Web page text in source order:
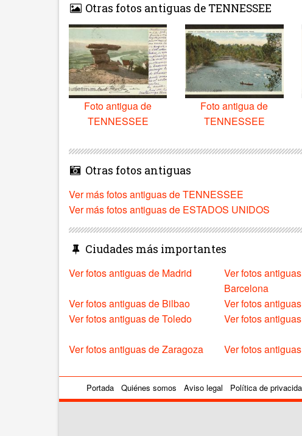
Otras fotos antiguas de TENNESSEE
Foto antigua de
TENNESSEE
Foto antigua de
TENNESSEE
Otras fotos antiguas
Ver más fotos antiguas de TENNESSEE
Ver más fotos antiguas de ESTADOS UNIDOS
Ciudades más importantes
Ver fotos antiguas de Madrid
Ver fotos
Barcelona
Ver fotos antiguas de Bilbao Ver fotos
Ver fotos antiguas de Toledo
Ver fotos
Ver fotos antiguas de Zaragoza
Ver fotos
Portada Quiénes somos Aviso legal Política de